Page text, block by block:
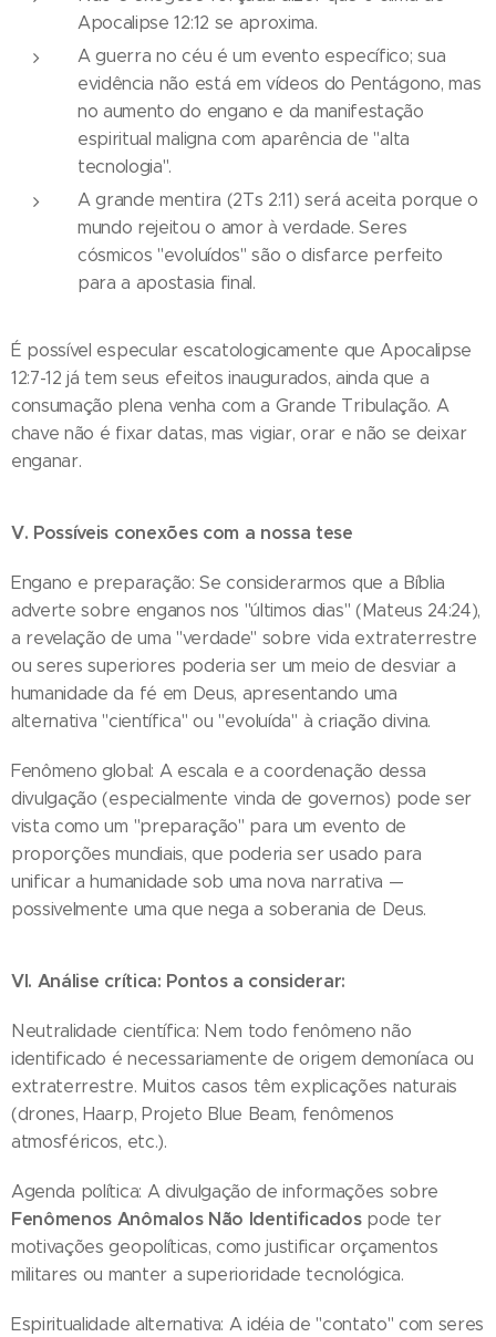
Apocalipse 12:12 se aproxima.
A guerra no céu é um evento específico; sua
evidência não está em vídeos do Pentágono, mas
no aumento do engano e da manifestação
espiritual maligna com aparência de "alta
tecnologia".
A grande mentira (2Ts 2:11) será aceita porque o
mundo rejeitou o amor à verdade. Seres
cósmicos "evoluídos" são o disfarce perfeito
para a apostasia final.
É possível especular escatologicamente que Apocalipse
12:7-12 já tem seus efeitos inaugurados, ainda que a
consumação plena venha com a Grande Tribulação. A
chave não é fixar datas, mas vigiar, orar e não se deixar
enganar.
V. Possíveis conexões com a nossa tese
Engano e preparação: Se considerarmos que a Bíblia
adverte sobre enganos nos "últimos dias" (Mateus 24:24),
a revelação de uma "verdade" sobre vida extraterrestre
ou seres superiores poderia ser um meio de desviar a
humanidade da fé em Deus, apresentando uma
alternativa "científica" ou "evoluída" à criação divina.
Fenômeno global: A escala e a coordenação dessa
divulgação (especialmente vinda de governos) pode ser
vista como um "preparação" para um evento de
proporções mundiais, que poderia ser usado para
unificar a humanidade sob uma nova narrativa —
possivelmente uma que nega a soberania de Deus.
VI. Análise crítica: Pontos a considerar:
Neutralidade científica: Nem todo fenômeno não
identificado é necessariamente de origem demoníaca ou
extraterrestre. Muitos casos têm explicações naturais
(drones, Haarp, Projeto Blue Beam, fenômenos
atmosféricos, etc.).
Agenda política: A divulgação de informações sobre
Fenômenos Anômalos Não Identificados pode ter
motivações geopolíticas, como justificar orçamentos
militares ou manter a superioridade tecnológica.
Espiritualidade alternativa: A idéia de "contato" com seres